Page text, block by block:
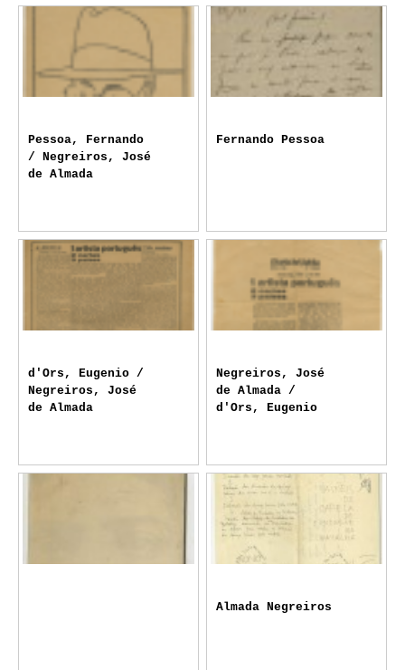
Pessoa, Fernando
/ Negreiros, José
de Almada
Fernando Pessoa
d'Ors, Eugenio /
Negreiros, José
de Almada
Negreiros, José
de Almada /
d'Ors, Eugenio
Almada Negreiros